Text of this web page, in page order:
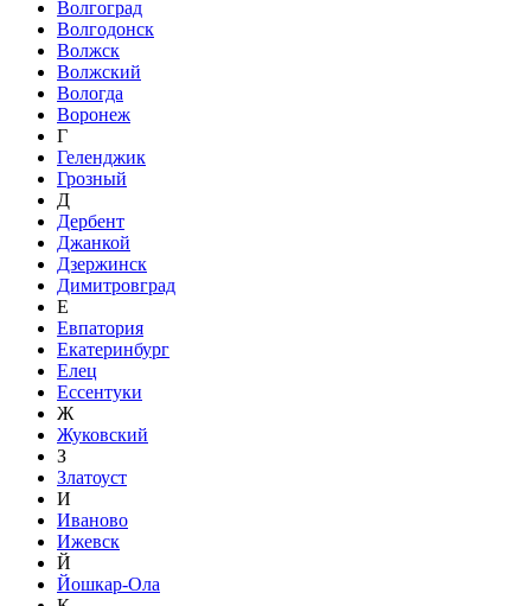
Волгоград
Волгодонск
Волжск
Волжский
Вологда
Воронеж
Г
Геленджик
Грозный
Д
Дербент
Джанкой
Дзержинск
Димитровград
Е
Евпатория
Екатеринбург
Елец
Ессентуки
Ж
Жуковский
З
Златоуст
И
Иваново
Ижевск
Й
Йошкар-Ола